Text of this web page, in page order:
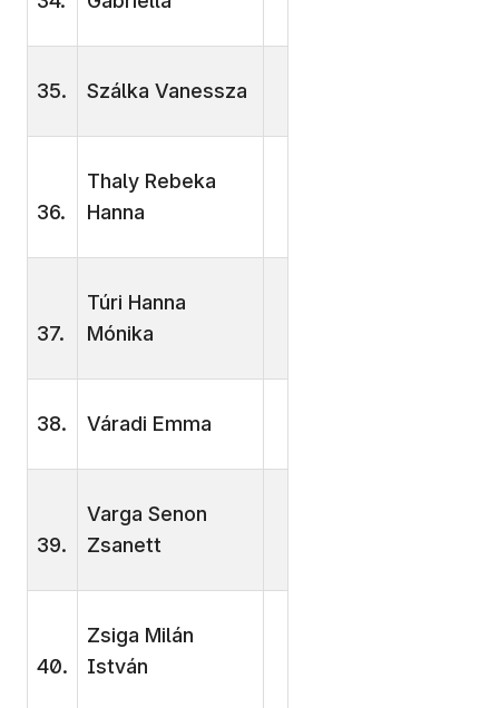
35. Szálka Vanessza
36.
Thaly Rebeka
Hanna
37.
Túri Hanna
Mónika
38. Váradi Emma
39.
Varga Senon
Zsanett
40.
Zsiga Milán
István